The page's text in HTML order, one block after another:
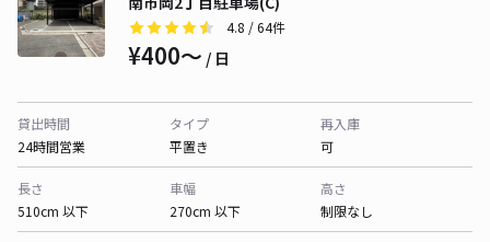
4.8 / 64件
¥400〜 / 日
貸出時間
24時間営業
タイプ
平置き
再入庫
可
長さ
510cm 以下
車幅
270cm 以下
高さ
制限なし